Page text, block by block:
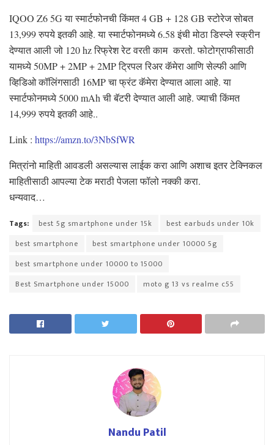
IQOO Z6 5G या स्मार्टफोनची किंमत 4 GB + 128 GB स्टोरेज सोबत
13,999 रुपये इतकी आहे. या स्मार्टफोनमध्ये 6.58 इंची मोठा डिस्प्ले स्क्रीन
देण्यात आली जो 120 hz रिफ्रेश रेट वरती काम करतो. फोटोग्राफीसाठी
यामध्ये 50MP + 2MP + 2MP ट्रिपल रिअर कॅमेरा आणि सेल्फी आणि
व्हिडिओ कॉलिंगसाठी 16MP चा फ्रंट कॅमेरा देण्यात आला आहे. या
स्मार्टफोनमध्ये 5000 mAh ची बॅटरी देण्यात आली आहे. ज्याची किंमत
14,999 रुपये इतकी आहे..
Link : https://amzn.to/3NbSfWR
मित्रांनो माहिती आवडली असल्यास लाईक करा आणि अशाच इतर टेक्निकल
माहितीसाठी आपल्या टेक मराठी पेजला फॉलो नक्की करा.
धन्यवाद…
Tags: best 5g smartphone under 15k
best earbuds under 10k
best smartphone
best smartphone under 10000 5g
best smartphone under 10000 to 15000
Best Smartphone under 15000
moto g 13 vs realme c55
Nandu Patil